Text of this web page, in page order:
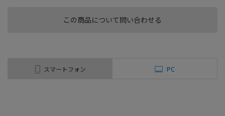
この商品について問い合わせる
スマートフォン PC